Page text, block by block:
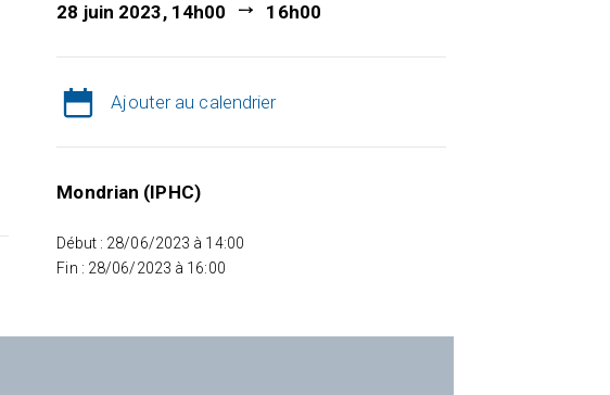
28 juin 2023, 14h00 16h00
Ajouter au calendrier
Mondrian (IPHC)
Début : 28/06/2023 à 14:00
Fin : 28/06/2023 à 16:00